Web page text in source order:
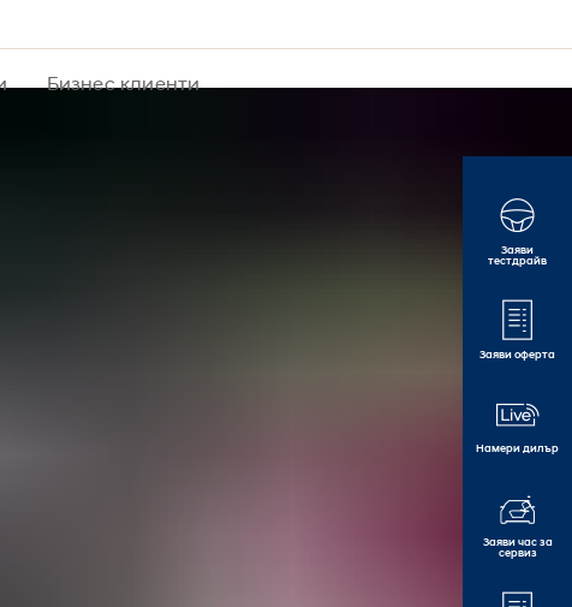
Бизнес клиенти
Заяви
тестдрайв
Заяви оферта
Намери дилър
Заяви час за
сервиз